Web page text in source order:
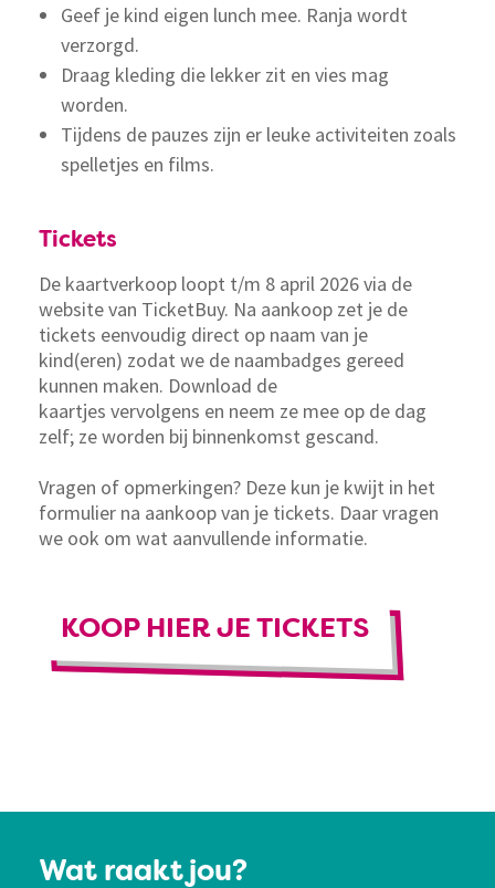
Geef je kind eigen lunch mee. Ranja wordt
verzorgd.
Draag kleding die lekker zit en vies mag
worden.
Tijdens de pauzes zijn er leuke activiteiten zoals
spelletjes en films.
Tickets
De kaartverkoop loopt t/m 8 april 2026 via de
website van TicketBuy. Na aankoop zet je de
tickets eenvoudig direct op naam van je
kind(eren) zodat we de naambadges gereed
kunnen maken. Download de
kaartjes vervolgens en neem ze mee op de dag
zelf; ze worden bij binnenkomst gescand.
Vragen of opmerkingen? Deze kun je kwijt in het
formulier na aankoop van je tickets. Daar vragen
we ook om wat aanvullende informatie.
KOOP HIER JE TICKETS
Wat raakt jou?